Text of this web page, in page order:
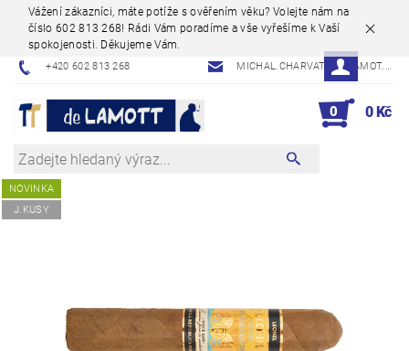
Vážení zákazníci, máte potíže s ověřením věku? Volejte nám na
číslo 602 813 268! Rádi Vám poradíme a vše vyřešíme k Vaší
spokojenosti. Děkujeme Vám.
+420 602 813 268 MICHAL.CHARVAT@DELAMOT.CZ
0 0 Kč
NOVINKA
J.KUSY